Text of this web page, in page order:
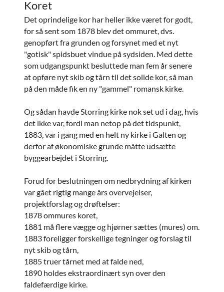
Koret
Det oprindelige kor har heller ikke været for godt,
for så sent som 1878 blev det ommuret, dvs.
genopført fra grunden og forsynet med et nyt
"gotisk" spidsbuet vindue på sydsiden. Med dette
som udgangspunkt besluttede man fem år senere
at opføre nyt skib og tårn til det solide kor, så man
på den måde fik en ny "gammel" romansk kirke.
Og sådan havde Storring kirke nok set ud i dag, hvis
det ikke var, fordi man netop på det tidspunkt,
1883, var i gang med en helt ny kirke i Galten og
derfor af økonomiske grunde måtte udsætte
byggearbejdet i Storring.
Forud for beslutningen om nedbrydning af kirken
var gået rigtig mange års overvejelser,
projektforslag og drøftelser:
1878 ommures koret,
1881 må flere vægge og hjørner sættes (mures) om.
1883 foreligger forskellige tegninger og forslag til
nyt skib og tårn,
1885 truer tårnet med at falde ned,
1890 holdes ekstraordinært syn over den
faldefærdige kirke.